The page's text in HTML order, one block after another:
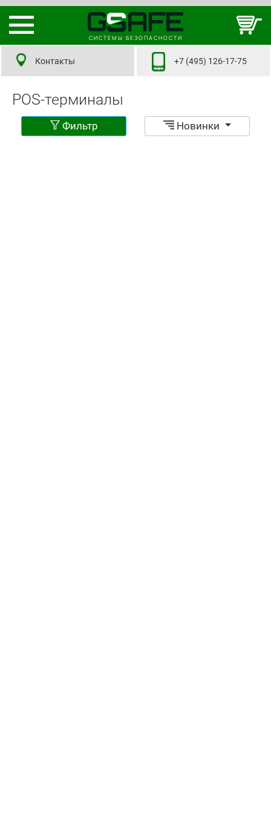
СИСТЕМЫ БЕЗОПАСНОСТИ
Контакты +7 (495) 126-17-75
POS-терминалы
Фильтр Новинки